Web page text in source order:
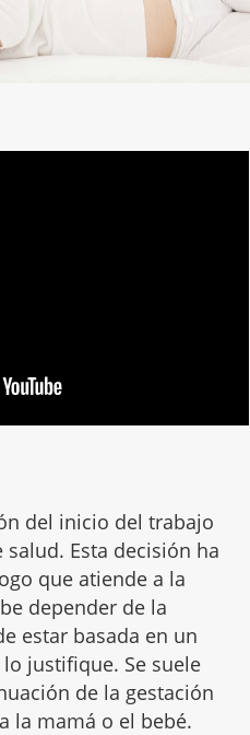
del inicio del trabajo
Esta decisión ha
que atiende a la
depender de la
estar basada en un
justifique. Se suele
de la gestación
la mamá o el bebé.